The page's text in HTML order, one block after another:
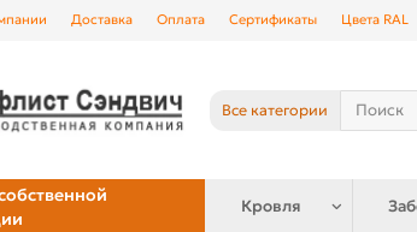
Доставка Оплата Сертификаты Цвета RAL
Все категории
Кровля